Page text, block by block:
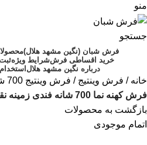
منو
جستجو
فرش شبان (نگین مشهد هلال)
خرید اقساطی فرششرایط ویژه
درباره نگین مشهد هلالاستخدام
خانه فرش وینتیج
فرش وینتیج 700 شانه
فرش کهنه نما 700 شانه فندی زمینه نقره ای
بازگشت به محصولات
اتمام موجودی